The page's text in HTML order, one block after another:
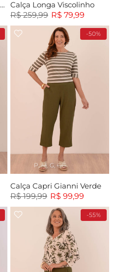
Calça Longa Viscolinho Botão
Calça Longa Viscolinho
R$ 259,99 R$ 79,99
-50%
P M G GG
Calça Capri Gianni Verde
R$ 199,99 R$ 99,99
-55%